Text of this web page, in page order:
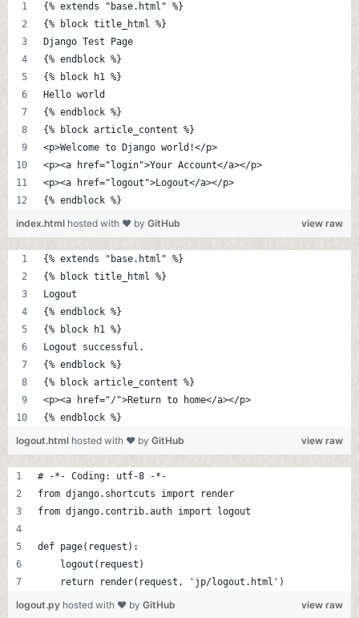
{% extends "base.html" %}
{% block title_html %}
Django Test Page
{% endblock %}
{% block h1 %}
Hello world
{% endblock %}
{% block article_content %}
<p>Welcome to Django world!</p>
<p><a href="login">Your Account</a></p>
<p><a href="logout">Logout</a></p>
{% endblock %}
view raw
index.html hosted with ❤ by GitHub
{% extends "base.html" %}
{% block title_html %}
Logout
{% endblock %}
{% block h1 %}
Logout successful.
{% endblock %}
{% block article_content %}
<p><a href="/">Return to home</a></p>
{% endblock %}
view raw
logout.html hosted with ❤ by GitHub
# -*- Coding: utf-8 -*-
from django.shortcuts import render
from django.contrib.auth import logout
def page(request):
    logout(request)
    return render(request, 'jp/logout.html')
view raw
logout.py hosted with ❤ by GitHub